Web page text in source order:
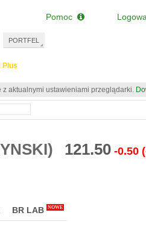
Plus
aktualnymi ustawieniami przeglądarki.
121.50 -0.50
BR LAB NOWE
PORTFEL
Pomoc